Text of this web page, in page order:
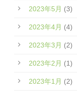
2023年5月 (3)
2023年4月 (4)
2023年3月 (2)
2023年2月 (1)
2023年1月 (2)